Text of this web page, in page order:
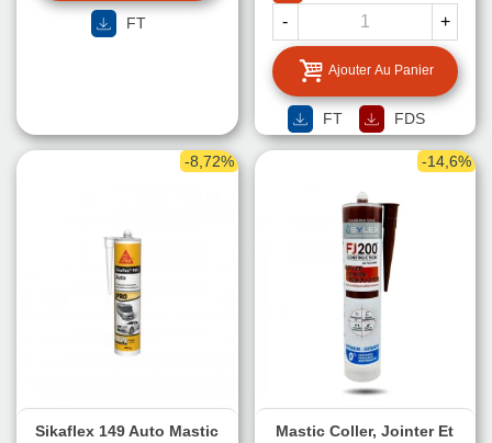
FT - +
Ajouter Au Panier
FT FDS
-8,72%
Sikaflex 149 Auto Mastic
-14,6%
Mastic Coller, Jointer Et